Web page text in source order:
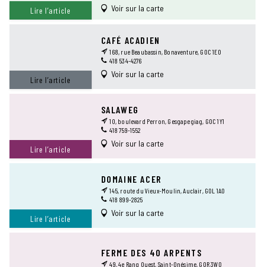
Lire l’article Voir sur la carte
Lire l’article
CAFÉ ACADIEN
168, rue Beaubassin, Bonaventure, G0C 1E0
418 534-4276
Voir sur la carte
Lire l’article
SALAWEG
10, boulevard Perron, Gesgapegiag, G0C 1Y1
418 759-1552
Voir sur la carte
Lire l’article
DOMAINE ACER
145, route du Vieux-Moulin, Auclair, G0L 1A0
418 899-2825
Voir sur la carte
FERME DES 40 ARPENTS
49, 4e Rang Ouest, Saint-Onésime, G0R 3W0